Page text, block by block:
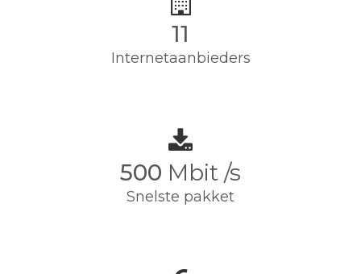
11
Internetaanbieders
500 Mbit /s
Snelste pakket